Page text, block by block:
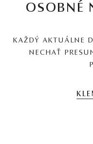
OSOBNÉ
KAŽDÝ AKTUÁLNE
NECHAŤ